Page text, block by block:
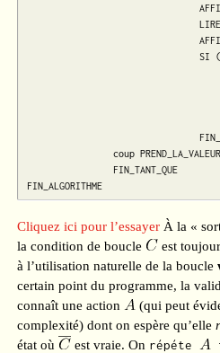
FIN_ALGORITHME
Cliquez ici pour l’essayerÀ la «
la condition de boucle
est
à l’utilisation naturelle de la boucle
certain point du programme, la
connaît une action
(qui peut
complexité) dont on espère qu’elle
état où
est vraie. On répéte